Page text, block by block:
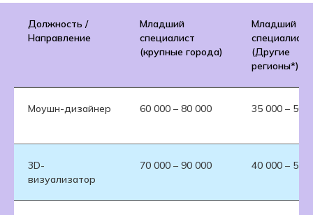
Должность /
Направление
Младший
специалист
(крупные города)
Младший
специалист
(Другие
регионы*)
Моушн-дизайнер 60 000 – 80 000 35 000 – 50
3D-
визуализатор
70 000 – 90 000 40 000 – 55